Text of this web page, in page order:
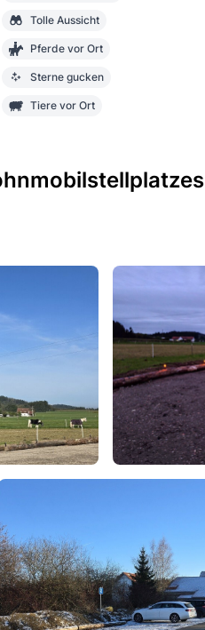
Tolle Aussicht
Pferde vor Ort
Sterne gucken
Tiere vor Ort